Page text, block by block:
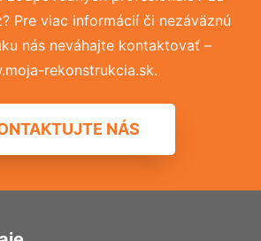
Pre viac informácií či nezáväznú
nás neváhajte kontaktovať –
rekonstrukcia.sk.
NÁS